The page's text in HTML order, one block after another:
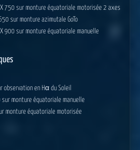
750 sur monture équatoriale motorisée 2 axes
sur monture azimutale GoTo
900 sur monture équatoriale manuelle
observation en Hα du Soleil
monture équatoriale manuelle
monture équatoriale motorisée